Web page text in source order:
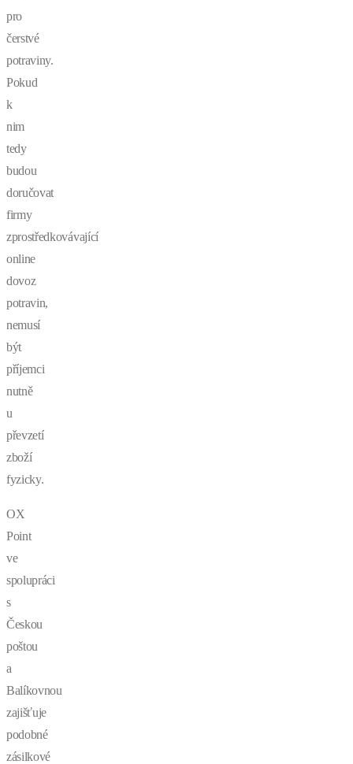
pro
čerstvé
potraviny.
Pokud
k
nim
tedy
budou
doručovat
firmy
zprostředkovávající
online
dovoz
potravin,
nemusí
být
příjemci
nutně
u
převzetí
zboží
fyzicky.
OX
Point
ve
spolupráci
s
Českou
poštou
a
Balíkovnou
zajišťuje
podobné
zásilkové